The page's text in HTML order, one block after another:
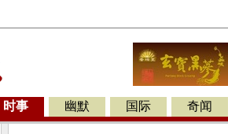
时事 幽默 国际 奇闻